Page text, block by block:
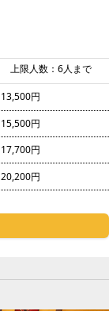
上限人数：6人まで
13,500円
15,500円
17,700円
20,200円